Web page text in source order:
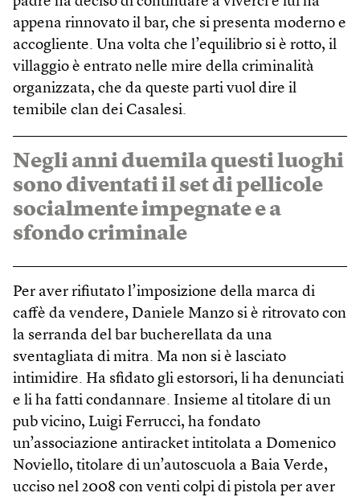
appena rinnovato il bar, che si presenta moderno e
accogliente. Una volta che l’equilibrio si è rotto, il
villaggio è entrato nelle mire della criminalità
organizzata, che da queste parti vuol dire il
temibile clan dei Casalesi.
Negli anni duemila questi luoghi
sono diventati il set di pellicole
socialmente impegnate e a
sfondo criminale
Per aver rifiutato l’imposizione della marca di
caffè da vendere, Daniele Manzo si è ritrovato con
la serranda del bar bucherellata da una
sventagliata di mitra. Ma non si è lasciato
intimidire. Ha sfidato gli estorsori, li ha denunciati
e li ha fatti condannare. Insieme al titolare di un
pub vicino, Luigi Ferrucci, ha fondato
un’associazione antiracket intitolata a Domenico
Noviello, titolare di un’autoscuola a Baia Verde,
ucciso nel 2008 con venti colpi di pistola per aver